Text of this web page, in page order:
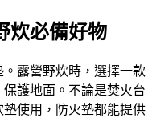
炊必備好物
露營野炊時，選擇一款
護地面。不論是焚火台
使用，防火墊都能提供